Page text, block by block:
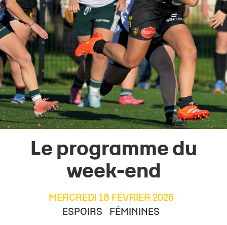
Le programme du
week-end
MERCREDI 18 FÉVRIER 2026
ESPOIRS
FÉMININES